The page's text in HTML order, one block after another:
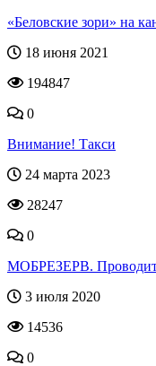
«Беловские зори» на
18 июня 2021
194847
0
Внимание! Такси
24 марта 2023
28247
0
МОБРЕЗЕРВ.
3 июля 2020
14536
0